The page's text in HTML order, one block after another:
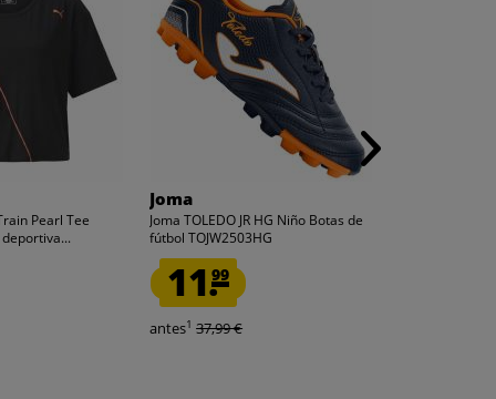
Pearl Tee
Joma
Joma TOLEDO JR HG Niño Botas de
fútbol TOJW2503HG
11.99
antes1 37,99 €